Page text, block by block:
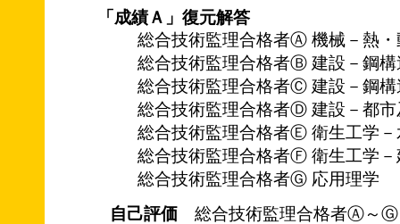
「成績Ａ」復元解答
総合技術監理合格者Ⓐ 機械－熱・
総合技術監理合格者Ⓑ 建設－鋼構
総合技術監理合格者Ⓒ 建設－鋼構
総合技術監理合格者Ⓓ 建設－都市
総合技術監理合格者Ⓔ 衛生工学－
総合技術監理合格者Ⓕ 衛生工学－
総合技術監理合格者Ⓖ 応用理学
自己評価 総合技術監理合格者Ⓐ～Ⓖ